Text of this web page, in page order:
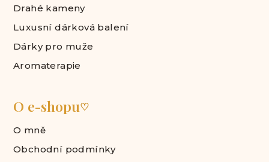
Drahé kameny
Luxusní dárková balení
Dárky pro muže
Aromaterapie
O e-shopu♡
O mně
Obchodní podmínky